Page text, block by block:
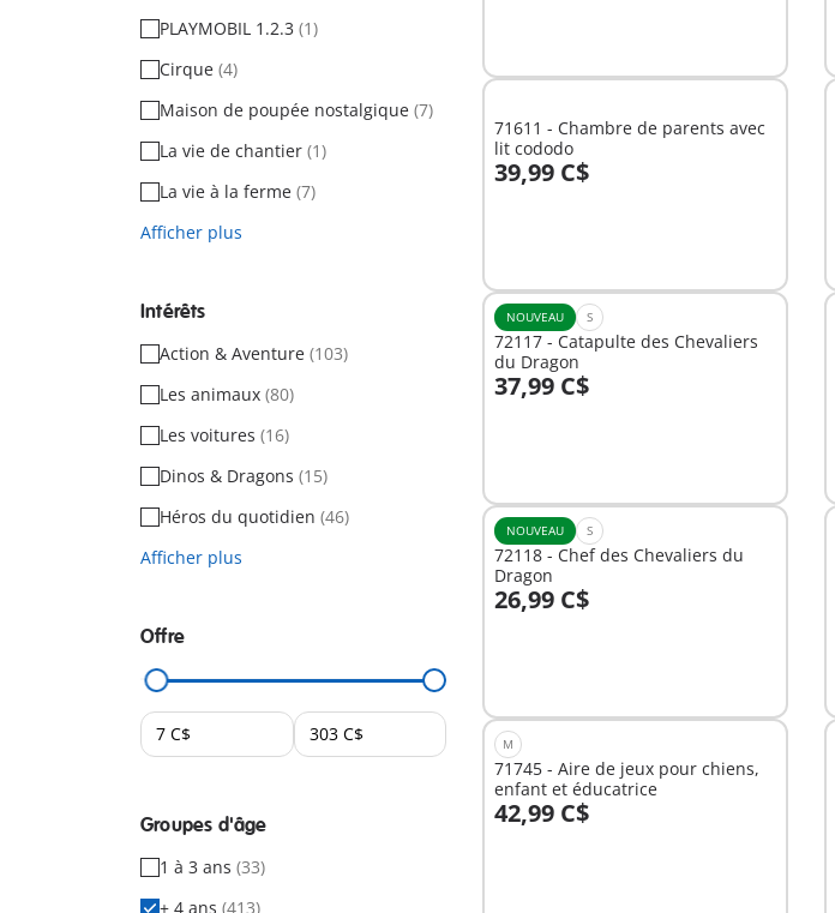
PLAYMOBIL 1.2.3 (1)
Cirque (4)
Maison de poupée nostalgique (7)
La vie de chantier (1)
La vie à la ferme (7)
Afficher plus
Intérêts
Action & Aventure (103)
Les animaux (80)
Les voitures (16)
Dinos & Dragons (15)
Héros du quotidien (46)
Afficher plus
Offre
Groupes d'âge
1 à 3 ans (33)
+ 4 ans (413)
71611 - Chambre de parents avec
lit cododo
39,99 C$
Au panier
NOUVEAU S
72117 - Catapulte des Chevaliers
du Dragon
37,99 C$
Au panier
NOUVEAU S
72118 - Chef des Chevaliers du
Dragon
26,99 C$
Au panier
M
71745 - Aire de jeux pour chiens,
enfant et éducatrice
42,99 C$
Au panier